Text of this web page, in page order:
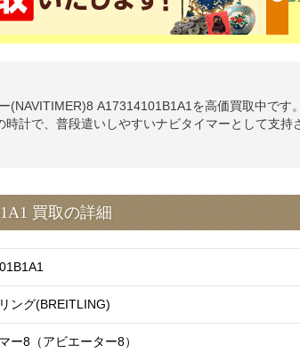
A17314101B1A1を高価買取中です。
計で、普段遣いしやすいナビタイマーとして支持
買取の詳細
ング(BREITLING)
ー8（アビエーター8）